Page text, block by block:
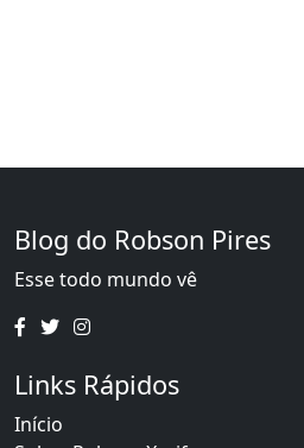
Blog do Robson Pires
Esse todo mundo vê
Links Rápidos
Início